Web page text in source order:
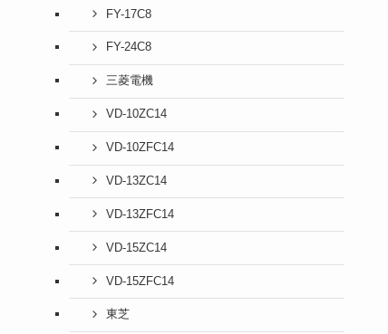
FY-17C8
FY-24C8
三菱電機
VD-10ZC14
VD-10ZFC14
VD-13ZC14
VD-13ZFC14
VD-15ZC14
VD-15ZFC14
東芝